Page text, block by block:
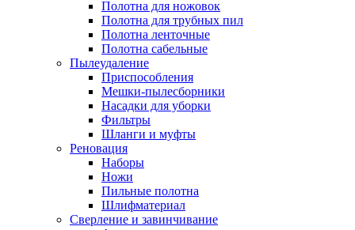
Полотна для ножовок
Полотна для трубных пил
Полотна ленточные
Полотна сабельные
Пылеудаление
Приспособления
Мешки-пылесборники
Насадки для уборки
Фильтры
Шланги и муфты
Реновация
Наборы
Ножи
Пильные полотна
Шлифматериал
Сверление и завинчивание